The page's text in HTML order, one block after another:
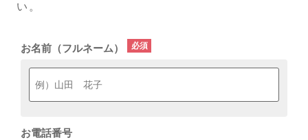
い。
お名前（フルネーム）
お電話番号